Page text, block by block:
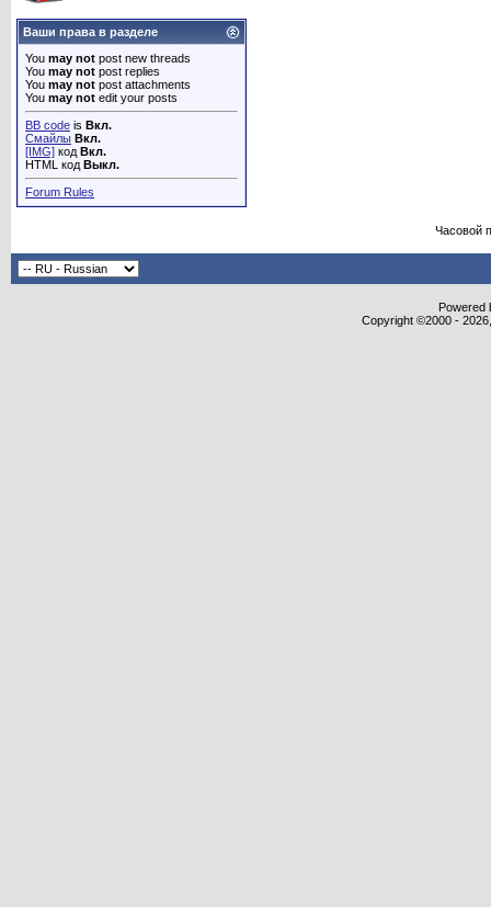
Ваши права в разделе
You may not post new threads
You may not post replies
You may not post attachments
You may not edit your posts
BB code is Вкл.
Смайлы Вкл.
[IMG] код Вкл.
HTML код Выкл.
Forum Rules
Часовой
Powered
Copyright ©2000 -